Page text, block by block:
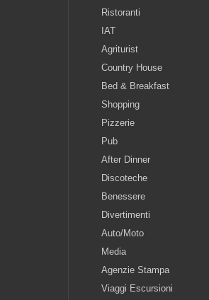
Ristoranti
IAT
Agriturist
Country House
Bed & Breakfast
Shopping
Pizzerie
Pub
After Dinner
Discoteche
Benessere
Divertimenti
Auto/Moto
Media
Agenzie Stampa
Viaggi Escursioni